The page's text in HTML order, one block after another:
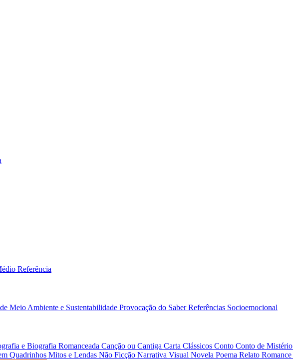
Referência
Meio Ambiente e Sustentabilidade Provocação do SaberReferências Socioemocional
e Biografia Romanceada Canção ou Cantiga Carta Clássicos Conto Conto de Mistério
Quadrinhos Mitos e Lendas Não Ficção Narrativa Visual Novela Poema Relato Romance